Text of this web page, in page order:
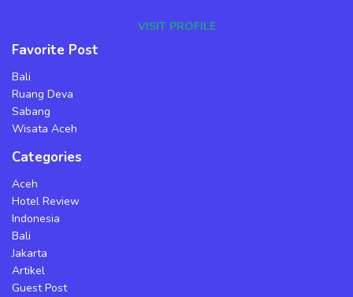
VISIT PROFILE
Favorite Post
Bali
Ruang Deva
Sabang
Wisata Aceh
Categories
Aceh
Hotel Review
Indonesia
Bali
Jakarta
Artikel
Guest Post